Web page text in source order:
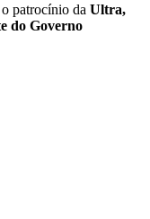
patrocínio da Ultra,
do Governo